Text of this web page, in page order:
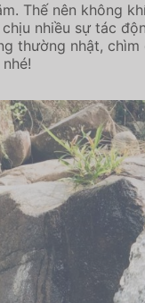
Thế nên không
nhiều sự tác
thường nhật,